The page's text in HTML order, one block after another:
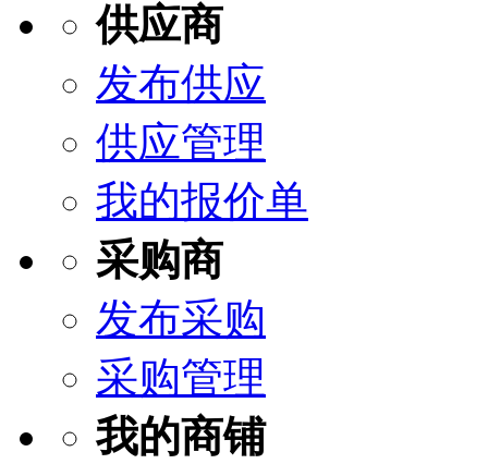
供应商
发布供应
供应管理
我的报价单
采购商
发布采购
采购管理
我的商铺